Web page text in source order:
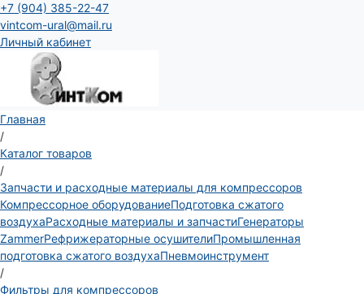
+7 (904) 385-22-47
vintcom-ural@mail.ru
Личный кабинет
Главная
/
Каталог товаров
/
Запчасти и расходные материалы для компрессоров
Компрессорное оборудованиеПодготовка сжатого
воздухаРасходные материалы и запчастиГенераторы
ZammerРефрижераторные осушителиПромышленная
подготовка сжатого воздухаПневмоинструмент
/
Фильтры для компрессоров